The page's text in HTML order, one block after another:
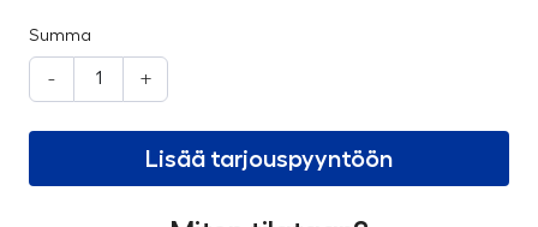
Summa
- +
Lisää tarjouspyyntöön